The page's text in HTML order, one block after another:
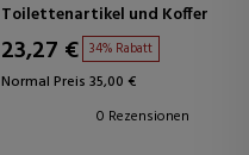
Toilettenartikel und Koffer
23,27 € 34% Rabatt
Normal Preis 35,00 €
0 Rezensionen